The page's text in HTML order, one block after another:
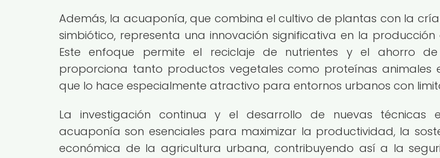
Además, la acuaponía, que combina el cultivo de plantas con la
simbiótico, representa una innovación significativa en la producción
Este enfoque permite el reciclaje de nutrientes y el ahorro
proporciona tanto productos vegetales como proteínas animales
que lo hace especialmente atractivo para entornos urbanos con
La investigación continua y el desarrollo de nuevas técnicas
acuaponía son esenciales para maximizar la productividad, la
económica de la agricultura urbana, contribuyendo así a la